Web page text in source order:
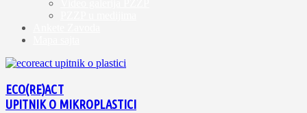
ECO(RE)ACT
UPITNIK O MIKROPLASTICI